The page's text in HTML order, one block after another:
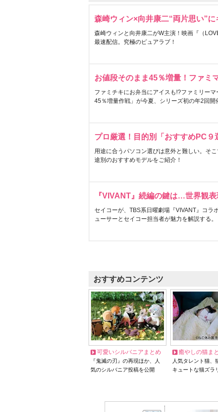
森崎ウィン×向井康二“両片思い”
森崎ウィンと向井康二がW主演！映画『（
最速配信。究極のピュアラブ！
お値段そのまま45％増量！ファミ
ファミチキにお弁当にアイスも!?ファミリー
45％増量作戦」が今夏、シリーズ初の年2回開
プロ厳選！目的別「おすすめPC９
用途に合うパソコン選びは意外と難しい。そ
途別のおすすめモデルをご紹介！
『VIVANT』続編の鍵は…世界観
セイコーが、TBS系日曜劇場『VIVANT』コラ
ューサーとセイコー担当者が魅力を解説する。
おすすめコンテンツ
可愛いシルバニアまとめ
『鬼滅の刃』の再現ほか、人
気のシルバニア投稿を公開
癒やしの猫ま
人気タレント猫
キュートな猫ズラ